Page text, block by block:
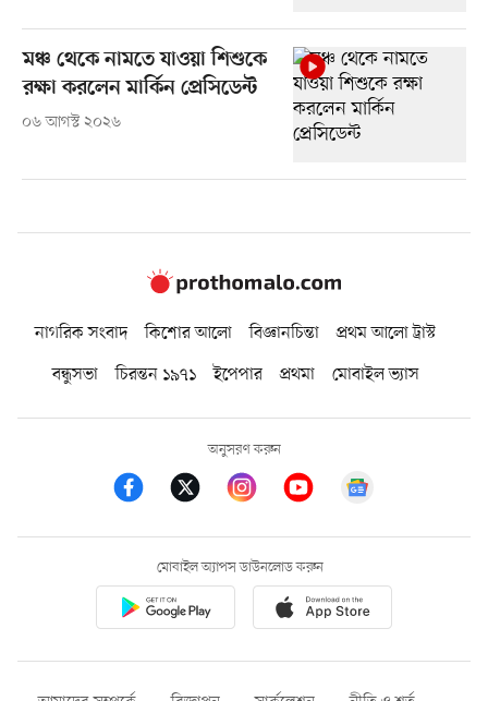
মঞ্চ থেকে নামতে যাওয়া শিশুকে
রক্ষা করলেন মার্কিন প্রেসিডেন্ট
০৬ আগস্ট ২০২৬
নাগরিক সংবাদ কিশোর আলো বিজ্ঞানচিন্তা
প্রথম আলো ট্রাস্ট
বন্ধুসভা
চিরন্তন ১৯৭১ ইপেপার প্রথমা মোবাইল ভ্যাস
অনুসরণ করুন
মোবাইল অ্যাপস ডাউনলোড করুন